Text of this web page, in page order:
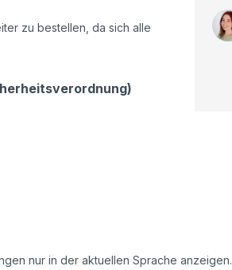
zu bestellen, da sich alle
nur in der aktuellen Sprache anzeigen.